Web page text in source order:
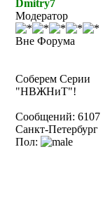
Dmitry7
Модератор
Вне Форума
Соберем Серии
"НВЖНиТ"!
Сообщений: 6107
Санкт-Петербург
Пол: